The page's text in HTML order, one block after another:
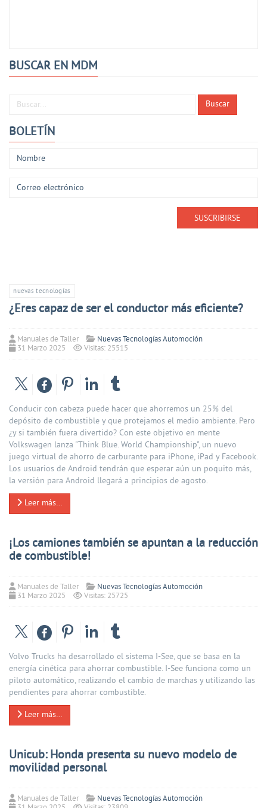
BUSCAR EN MDM
Buscar... Buscar
BOLETÍN
nuevas tecnologías
¿Eres capaz de ser el conductor más eficiente?
Manuales de Taller
Nuevas Tecnologías Automoción
31 Marzo 2025
Visitas: 25515
Conducir con cabeza puede hacer que ahorremos un 25% del
depósito de combustible y que protejamos el medio ambiente. Pero
¿y si también fuera divertido? Con este objetivo en mente
Volkswagen lanza "Think Blue. World Championship", un nuevo
juego virtual de ahorro de carburante para iPhone, iPad y Facebook.
Los usuarios de Android tendrán que esperar aún un poquito más,
la versión para Android llegará a principios de agosto.
Leer más…
¡Los camiones también se apuntan a la reducción
de combustible!
Manuales de Taller
Nuevas Tecnologías Automoción
31 Marzo 2025
Visitas: 25725
Volvo Trucks ha desarrollado el sistema I-See, que se basa en la
energía cinética para ahorrar combustible. I-See funciona como un
piloto automático, realizando el cambio de marchas y utilizando las
pendientes para ahorrar combustible.
Leer más…
Unicub: Honda presenta su nuevo modelo de
movilidad personal
Manuales de Taller
Nuevas Tecnologías Automoción